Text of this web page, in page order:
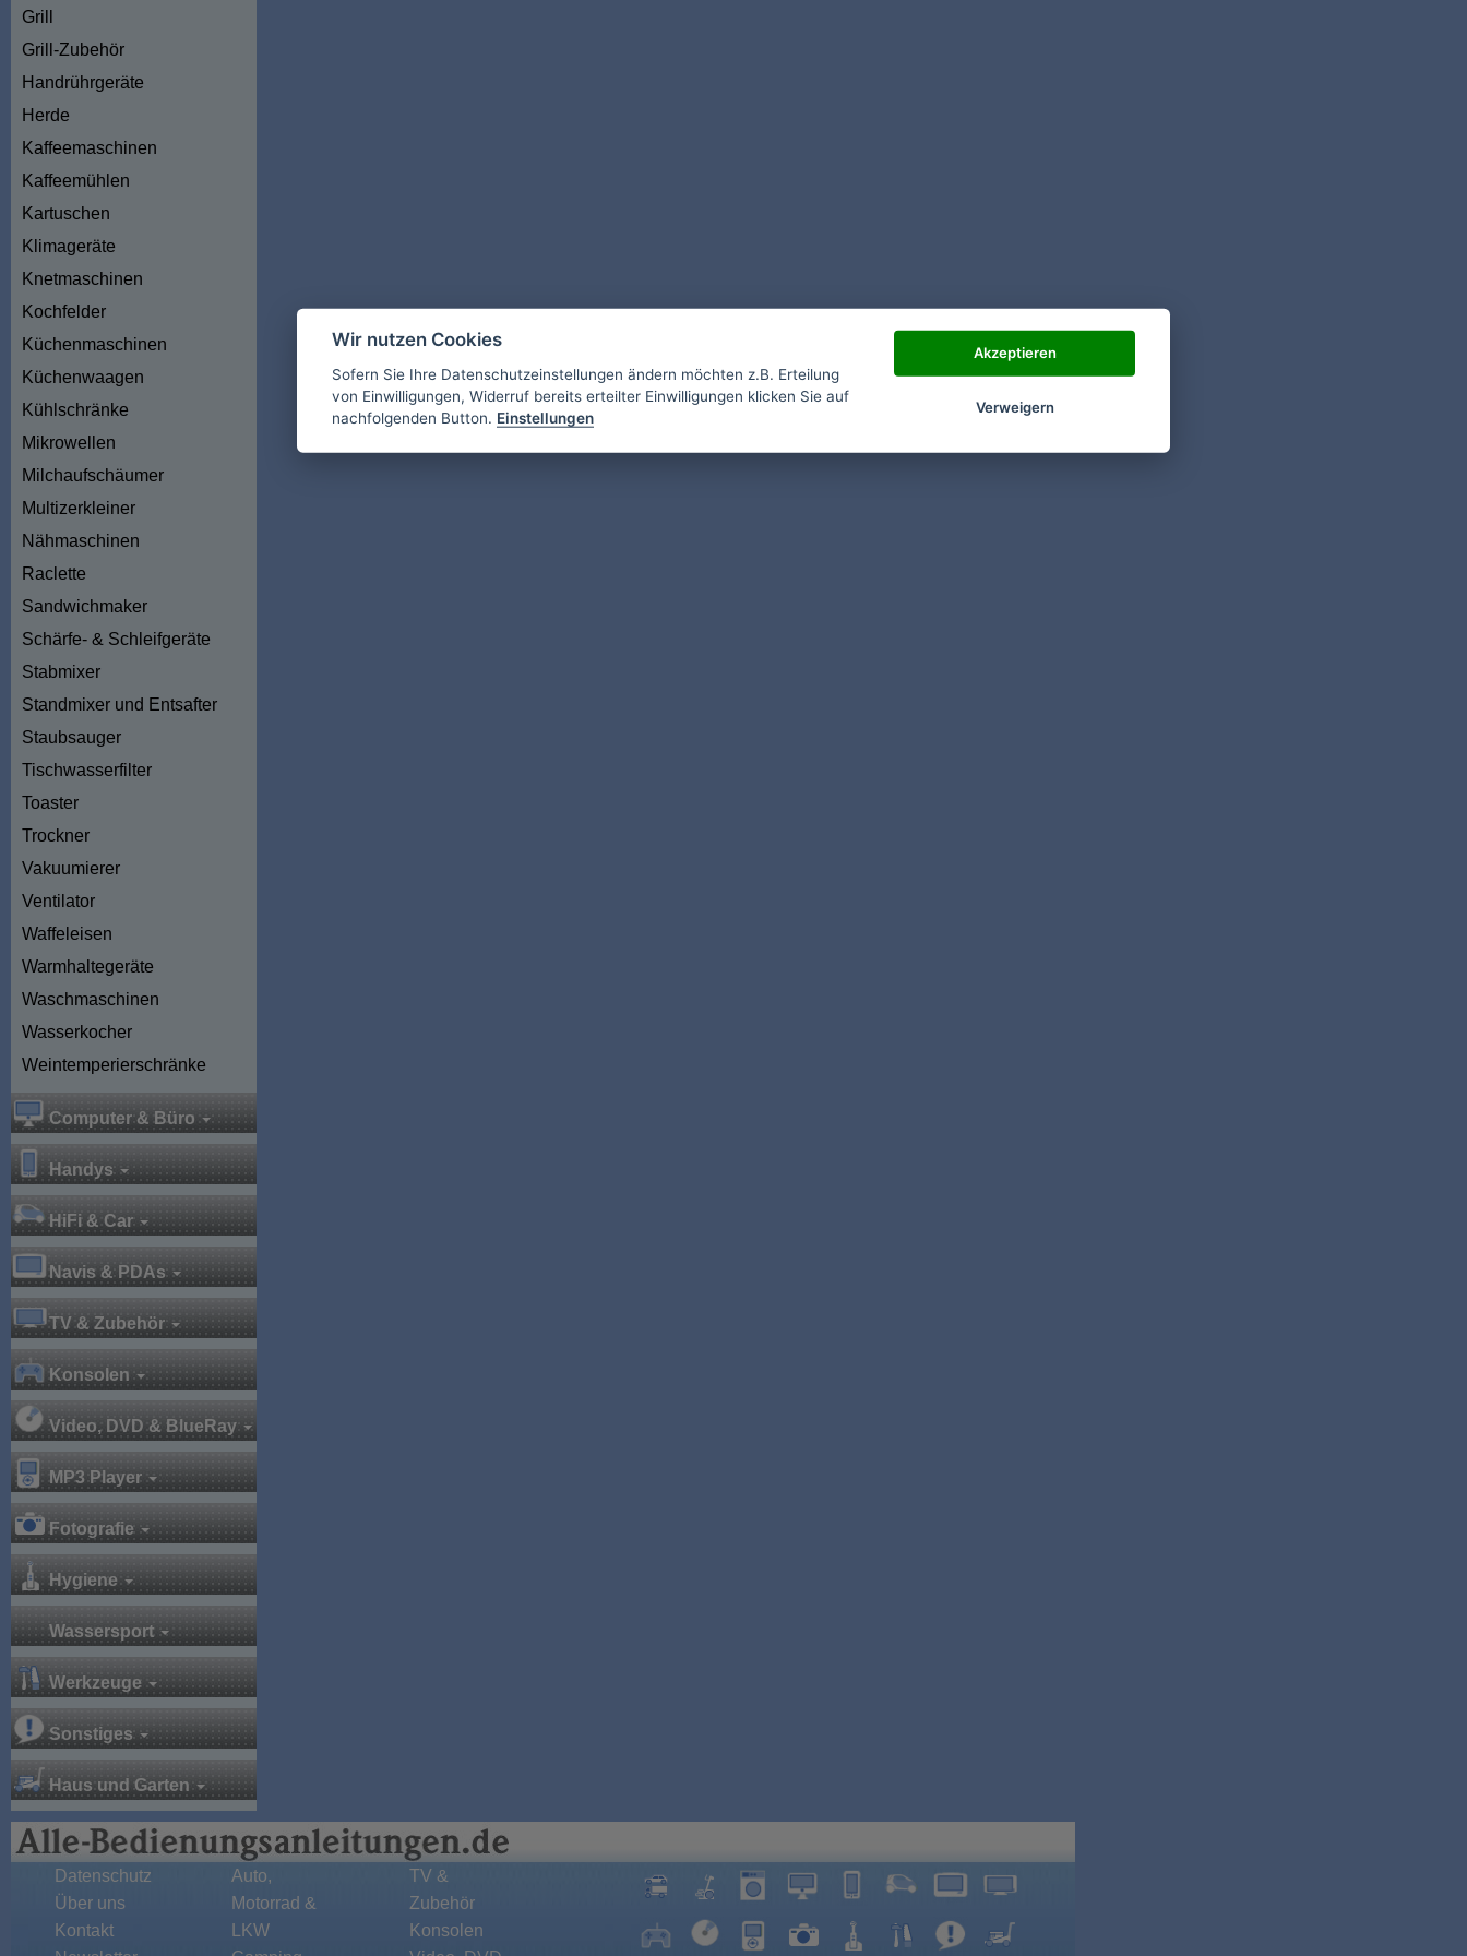
Grill
Grill-Zubehör
Handrührgeräte
Herde
Kaffeemaschinen
Kaffeemühlen
Kartuschen
Klimageräte
Knetmaschinen
Kochfelder
Küchenmaschinen
Küchenwaagen
Kühlschränke
Mikrowellen
Milchaufschäumer
Multizerkleiner
Nähmaschinen
Raclette
Sandwichmaker
Schärfe- & Schleifgeräte
Stabmixer
Standmixer und Entsafter
Staubsauger
Tischwasserfilter
Toaster
Trockner
Vakuumierer
Ventilator
Waffeleisen
Warmhaltegeräte
Waschmaschinen
Wasserkocher
Weintemperierschränke
Computer & Büro
Handys
HiFi & Car
Navis & PDAs
TV & Zubehör
Konsolen
Video, DVD & BlueRay
MP3 Player
Fotografie
Hygiene
Wassersport
Werkzeuge
Sonstiges
Haus und Garten
Datenschutz
Über uns
Kontakt
Auto,
Motorrad &
LKW
TV &
Zubehör
Konsolen
Wir nutzen Cookies
Sofern Sie Ihre Datenschutzeinstellungen ändern möchten z.B. Erteilung
von Einwilligungen, Widerruf bereits erteilter Einwilligungen klicken Sie auf
nachfolgenden Button. Einstellungen
Akzeptieren
Verweigern